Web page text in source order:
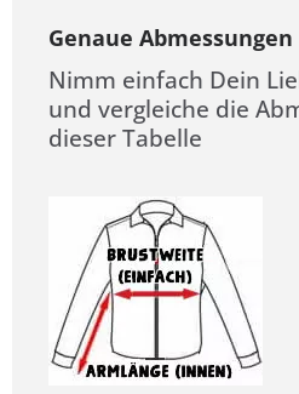
Genaue
Nimm einfach Dein
und vergleiche die
dieser Tabelle